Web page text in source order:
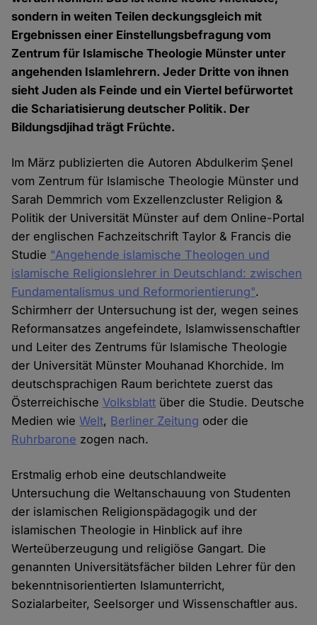
sondern in weiten Teilen deckungsgleich mit
Ergebnissen einer Einstellungsbefragung vom
Zentrum für Islamische Theologie Münster unter
angehenden Islamlehrern. Jeder Dritte von ihnen
sieht Juden als Feinde und ein Viertel befürwortet
die Schariatisierung deutscher Politik. Der
Bildungsdjihad trägt Früchte.
Im März publizierten die Autoren Abdulkerim Şenel
vom Zentrum für Islamische Theologie Münster und
Sarah Demmrich vom Exzellenzcluster Religion &
Politik der Universität Münster auf dem Online-Portal
der englischen Fachzeitschrift Taylor & Francis die
Studie "Angehende islamische Theologen und
islamische Religionslehrer in Deutschland: zwischen
Fundamentalismus und Reformorientierung".
Schirmherr der Untersuchung ist der, wegen seines
Reformansatzes angefeindete, Islamwissenschaftler
und Leiter des Zentrums für Islamische Theologie
der Universität Münster Mouhanad Khorchide. Im
deutschsprachigen Raum berichtete zuerst das
ÖsterreichischeVolksblatt über die Studie. Deutsche
Medien wieWelt, Berliner Zeitung oder die
Ruhrbarone zogen nach.
Erstmalig erhob eine deutschlandweite
Untersuchung die Weltanschauung von Studenten
der islamischen Religionspädagogik und der
islamischen Theologie in Hinblick auf ihre
Werteüberzeugung und religiöse Gangart. Die
genannten Universitätsfächer bilden Lehrer für den
bekenntnisorientierten Islamunterricht,
Sozialarbeiter, Seelsorger und Wissenschaftler aus.